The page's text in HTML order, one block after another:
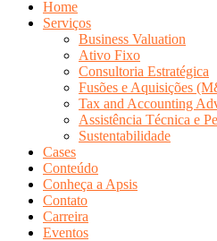
Home
Serviços
Business Valuation
Ativo Fixo
Consultoria Estratégica
Fusões e Aquisições
Tax and Accounting
Assistência Técnica e
Sustentabilidade
Cases
Conteúdo
Conheça a Apsis
Contato
Carreira
Eventos